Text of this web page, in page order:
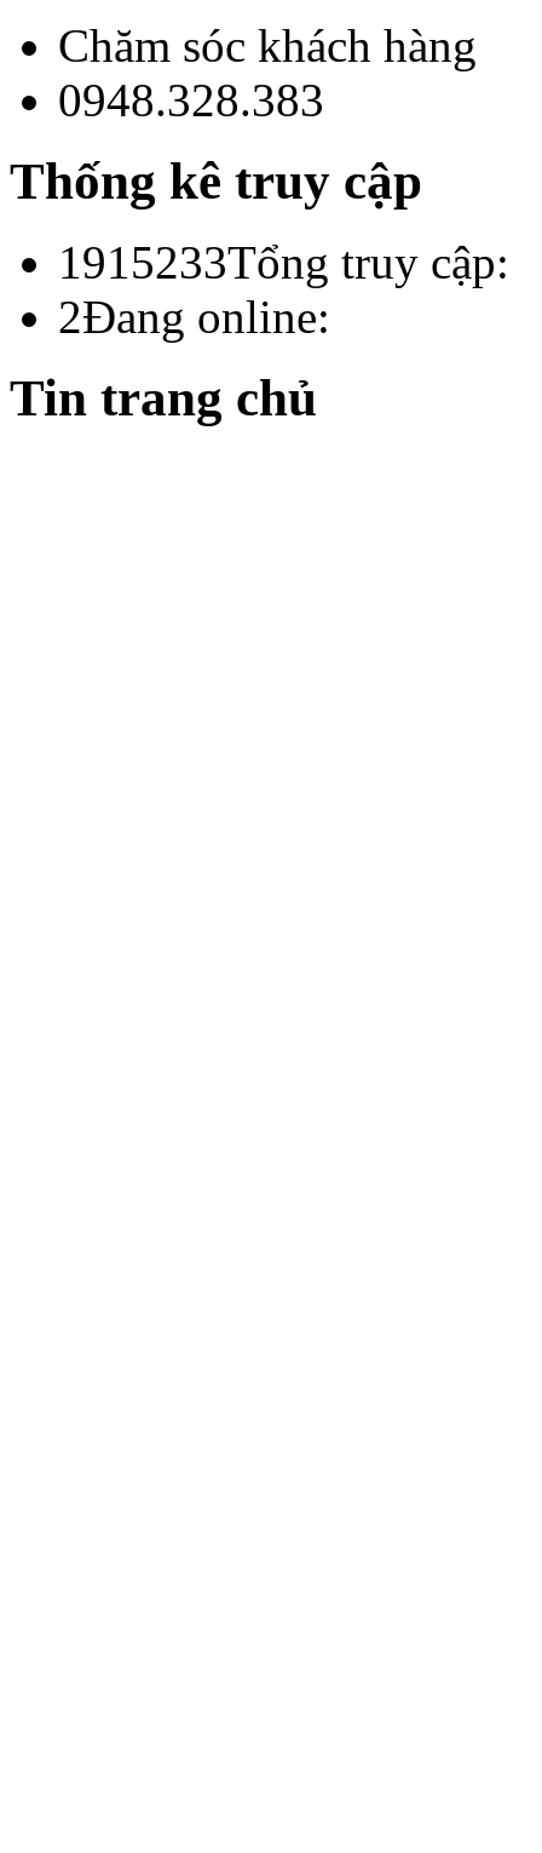
Chăm sóc khách hàng
0948.328.383
Thống kê truy cập
1915233Tổng truy cập:
2Đang online:
Tin trang chủ